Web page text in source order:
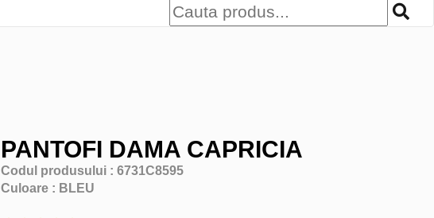
PANTOFI DAMA CAPRICIA
Codul produsului : 6731C8595
Culoare : BLEU